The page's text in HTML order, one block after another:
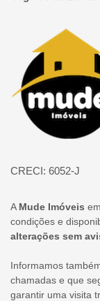
Página inicial
CRECI: 6052-J
A Mude Imóveis
condições e
alterações sem
Informamos
chamadas e que
garantir uma visita